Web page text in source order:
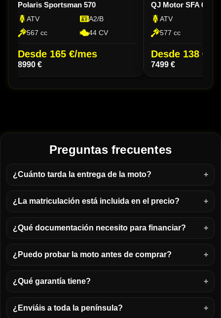
Polaris Sportsman 570
ATV
A2/B
567 cc
44 CV
Desde 165 €/mes
8990 €
QJ Motor SFA 600
ATV
577 cc
Desde 138 €/
7499 €
Preguntas frecuentes
¿Cuánto tarda la entrega de la moto?
¿La matriculación está incluida en el precio?
¿Qué documentación necesito para financiar?
¿Puedo probar la moto antes de comprar?
¿Qué garantía tiene?
¿Enviáis a toda la península?